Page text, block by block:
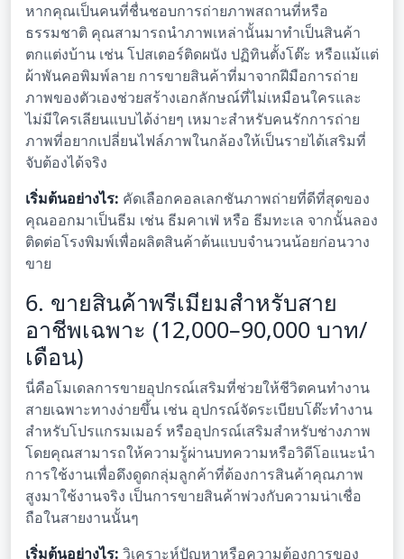
หากคุณเป็นคนที่ชื่นชอบการถ่ายภาพสถานที่หรือ
ธรรมชาติ คุณสามารถนำภาพเหล่านั้นมาทำเป็นสินค้า
ตกแต่งบ้าน เช่น โปสเตอร์ติดผนัง ปฏิทินตั้งโต๊ะ หรือแม้แต่
ผ้าพันคอพิมพ์ลาย การขายสินค้าที่มาจากฝีมือการถ่าย
ภาพของตัวเองช่วยสร้างเอกลักษณ์ที่ไม่เหมือนใครและ
ไม่มีใครเลียนแบบได้ง่ายๆ เหมาะสำหรับคนรักการถ่าย
ภาพที่อยากเปลี่ยนไฟล์ภาพในกล้องให้เป็นรายได้เสริมที่
จับต้องได้จริง
เริ่มต้นอย่างไร: คัดเลือกคอลเลกชันภาพถ่ายที่ดีที่สุดของ
คุณออกมาเป็นธีม เช่น ธีมคาเฟ่ หรือ ธีมทะเล จากนั้นลอง
ติดต่อโรงพิมพ์เพื่อผลิตสินค้าต้นแบบจำนวนน้อยก่อนวาง
ขาย
6. ขายสินค้าพรีเมียมสำหรับสาย
อาชีพเฉพาะ (12,000–90,000 บาท/
เดือน)
นี่คือโมเดลการขายอุปกรณ์เสริมที่ช่วยให้ชีวิตคนทำงาน
สายเฉพาะทางง่ายขึ้น เช่น อุปกรณ์จัดระเบียบโต๊ะทำงาน
สำหรับโปรแกรมเมอร์ หรืออุปกรณ์เสริมสำหรับช่างภาพ
โดยคุณสามารถให้ความรู้ผ่านบทความหรือวิดีโอแนะนำ
การใช้งานเพื่อดึงดูดกลุ่มลูกค้าที่ต้องการสินค้าคุณภาพ
สูงมาใช้งานจริง เป็นการขายสินค้าพ่วงกับความน่าเชื่อ
ถือในสายงานนั้นๆ
เริ่มต้นอย่างไร: วิเคราะห์ปัญหาหรือความต้องการของ